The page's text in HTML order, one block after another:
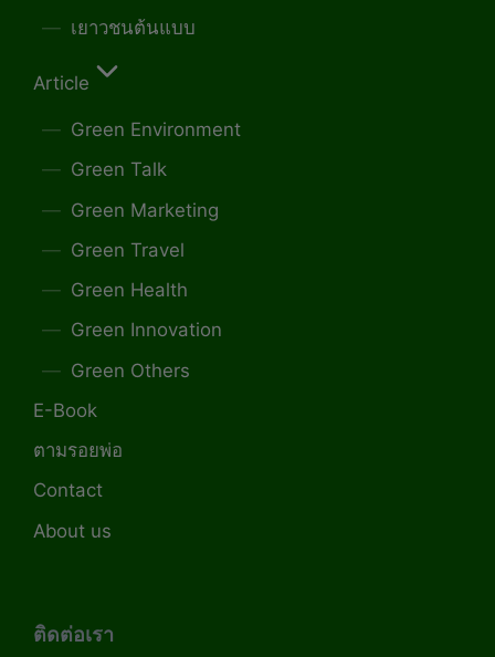
เยาวชนต้นแบบ
Article
Green Environment
Green Talk
Green Marketing
Green Travel
Green Health
Green Innovation
Green Others
E-Book
ตามรอยพ่อ
Contact
About us
ติดต่อเรา